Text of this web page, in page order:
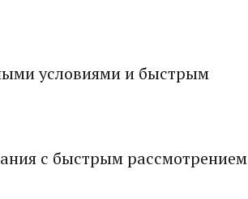
условиями и быстрым
с быстрым рассмотрением